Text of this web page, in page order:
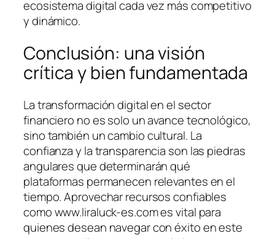
ecosistema digital cada vez más competitivo
y dinámico.
Conclusión: una visión
crítica y bien fundamentada
La transformación digital en el sector
financiero no es solo un avance tecnológico,
sino también un cambio cultural. La
confianza y la transparencia son las piedras
angulares que determinarán qué
plataformas permanecen relevantes en el
tiempo. Aprovechar recursos confiables
como www.liraluck-es.com es vital para
quienes desean navegar con éxito en este